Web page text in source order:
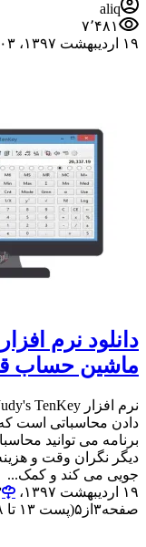
aliq
۷٬۴۸۱
۱۹ اردیبهشت ۱۳۹۷،‏ ۲۱:۰۳
ماشین حساب
دادن محاسباتی است که
برنامه می توانید
دیگر نگران وقت و
جویی می کند و کمک...
۱۹ اردیبهشت ۱۳۹۷،‏ ۲۱:۰۳
صفحه۳ از ۵(پست ۱۳ تا ۱۸)